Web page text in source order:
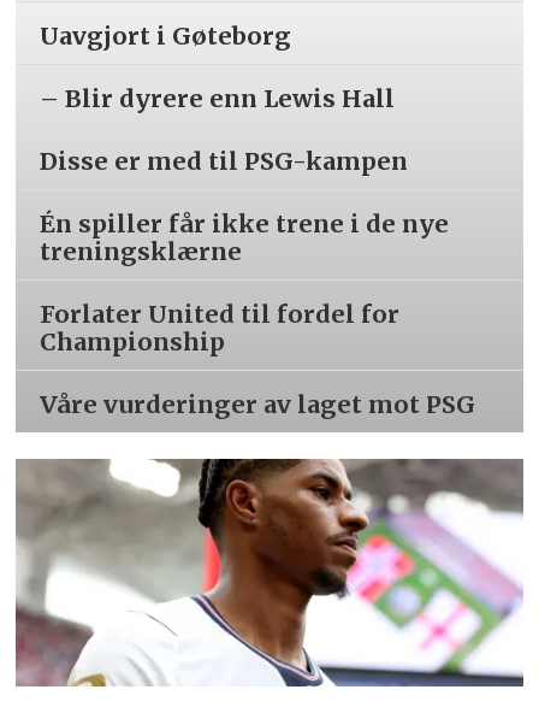
Uavgjort i Gøteborg
– Blir dyrere enn Lewis Hall
Disse er med til PSG-kampen
Én spiller får ikke trene i de nye
treningsklærne
Forlater United til fordel for
Championship
Våre vurderinger av laget mot PSG